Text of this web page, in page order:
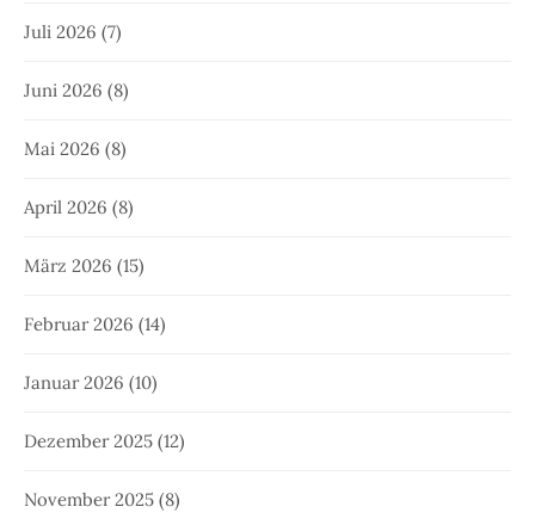
Juli 2026 (7)
Juni 2026 (8)
Mai 2026 (8)
April 2026 (8)
März 2026 (15)
Februar 2026 (14)
Januar 2026 (10)
Dezember 2025 (12)
November 2025 (8)